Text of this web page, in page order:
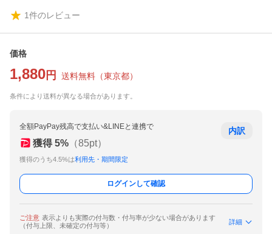
1件のレビュー
価格
1,880 円 送料無料 （東京都）
条件により送料が異なる場合があります。
全額PayPay残高で支払い&LINEと連携で
獲得 5% （85pt）
獲得のうち4.5%は利用先・期間限定
内訳
ログインして確認
ご注意 表示よりも実際の付与数・付与率が少ない場合があります
（付与上限、未確定の付与等）
詳細